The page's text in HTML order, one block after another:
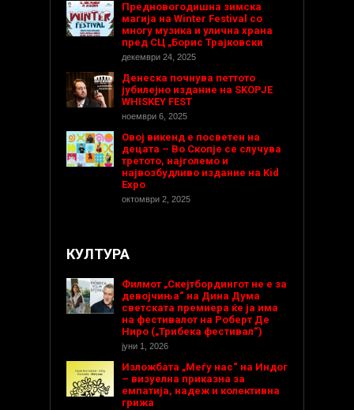
Предновогодишнa зимска
магија на Winter Festival со
многу музика и улична храна
пред СЦ „Борис Трајковски
декември 24, 2025
Денеска почнува петтото
јубилејно издание на SKOPJE
WHISKEY FEST
ноември 6, 2025
Овој викенд е посветен на
децата – Во Скопје се случува
третото, најголемо и
највозбудливо издание на Kid
Expo
октомври 2, 2025
КУЛТУРА
Филмот „Скејтбордингот не е за
девојчиња“ на Дина Дума
светската премиера ќе ја има
на фестивалот на Роберт Де
Ниро („Трибека фестивал“)
јуни 1, 2026
Изложбата „Меѓу нас“ на Индог
– визуелна приказна за
емпатија, надеж и колективна
грижа